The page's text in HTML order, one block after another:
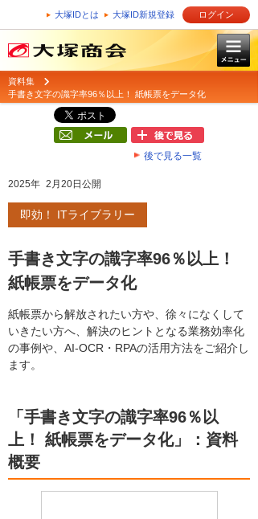
大塚IDとは 大塚ID新規登録 ログイン
資料集
手書き文字の識字率96％以上！ 紙帳票をデータ化
後で見る一覧
2025年 2月20日公開
即効！ ITライブラリー
手書き文字の識字率96％以上！
紙帳票をデータ化
紙帳票から解放されたい方や、徐々になくして
いきたい方へ、解決のヒントとなる業務効率化
の事例や、AI-OCR・RPAの活用方法をご紹介し
ます。
「手書き文字の識字率96％以
上！ 紙帳票をデータ化」：資料
概要